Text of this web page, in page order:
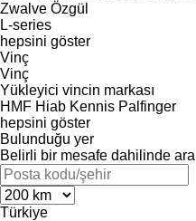
Zwalve Özgül
L-series
hepsini göster
Vinç
Vinç
Yükleyici vincin markası
HMF Hiab Kennis Palfinger
hepsini göster
Bulunduğu yer
Belirli bir mesafe dahilinde ara
Türkiye